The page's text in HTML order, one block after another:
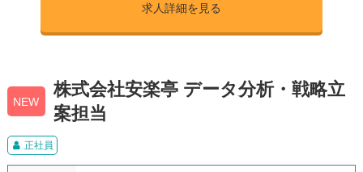
求人詳細を見る
NEW
株式会社安楽亭 データ分析・戦略立
案担当
正社員